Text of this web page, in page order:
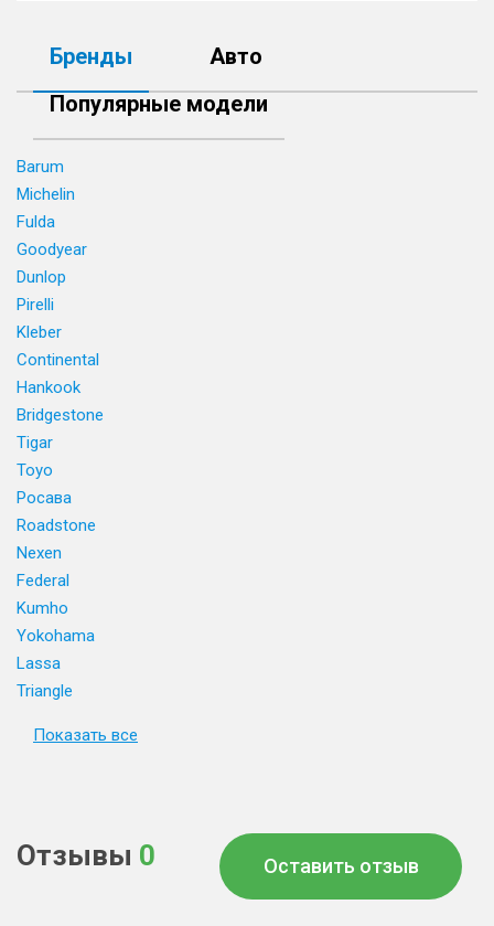
Бренды
Авто
Популярные модели
Barum
Michelin
Fulda
Goodyear
Dunlop
Pirelli
Kleber
Continental
Hankook
Bridgestone
Tigar
Toyo
Росава
Roadstone
Nexen
Federal
Kumho
Yokohama
Lassa
Triangle
Показать все
Отзывы 0 Оставить отзыв